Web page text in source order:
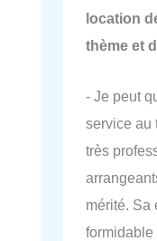
location
thème et
- Je peut
service au
très
mérité. Sa